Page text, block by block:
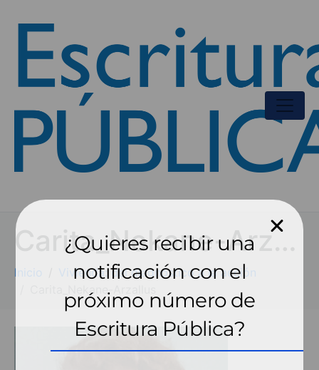
Carita_Nekane-Arzallus
Inicio
Vivienda: del diagnóstico a la acción
Carita_Nekane-Arzallus
¿Quieres recibir una
notificación con el
próximo número de
Escritura Pública?